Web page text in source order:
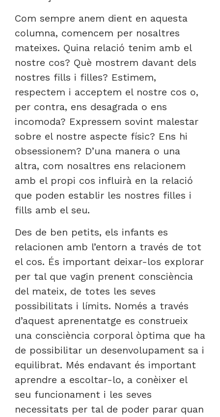
Com sempre anem dient en aquesta
columna, comencem per nosaltres
mateixes. Quina relació tenim amb el
nostre cos? Què mostrem davant dels
nostres fills i filles? Estimem,
respectem i acceptem el nostre cos o,
per contra, ens desagrada o ens
incomoda? Expressem sovint malestar
sobre el nostre aspecte físic? Ens hi
obsessionem? D’una manera o una
altra, com nosaltres ens relacionem
amb el propi cos influirà en la relació
que poden establir les nostres filles i
fills amb el seu.
Des de ben petits, els infants es
relacionen amb l’entorn a través de tot
el cos. És important deixar-los explorar
per tal que vagin prenent consciència
del mateix, de totes les seves
possibilitats i límits. Només a través
d’aquest aprenentatge es construeix
una consciència corporal òptima que ha
de possibilitar un desenvolupament sa i
equilibrat. Més endavant és important
aprendre a escoltar-lo, a conèixer el
seu funcionament i les seves
necessitats per tal de poder parar quan